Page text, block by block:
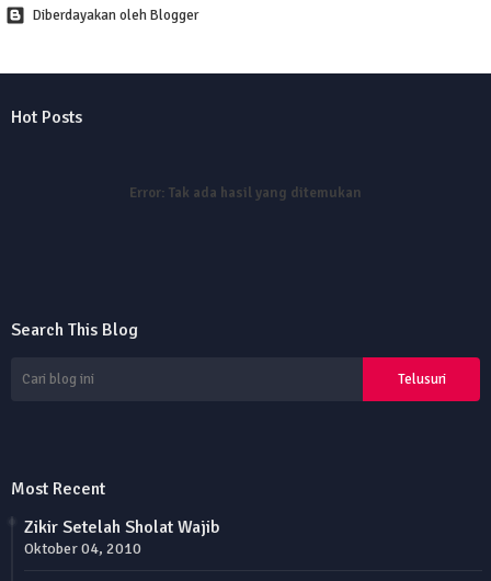
Diberdayakan oleh Blogger
Hot Posts
Error: Tak ada hasil yang ditemukan
Search This Blog
Most Recent
Zikir Setelah Sholat Wajib
Oktober 04, 2010